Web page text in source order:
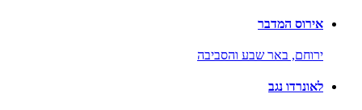
אירוס המדבר
ירוחם, באר שבע והסביבה
לאונרדו נגב